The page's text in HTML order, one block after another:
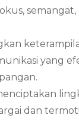
yang
dan